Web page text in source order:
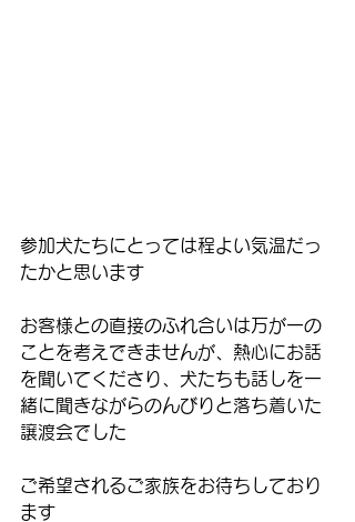
参加犬たちにとっては程よい気温だっ
たかと思います
お客様との直接のふれ合いは万が一の
ことを考えできませんが、熱心にお話
を聞いてくださり、犬たちも話しを一
緒に聞きながらのんびりと落ち着いた
譲渡会でした
ご希望されるご家族をお待ちしており
ます